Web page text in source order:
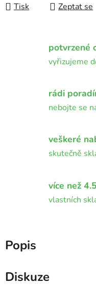
Tisk Zeptat se
potvrzené
vyřizujeme
rádi
nebojte se
veškeré
skutečně
více než
vlastních
Popis
Diskuze